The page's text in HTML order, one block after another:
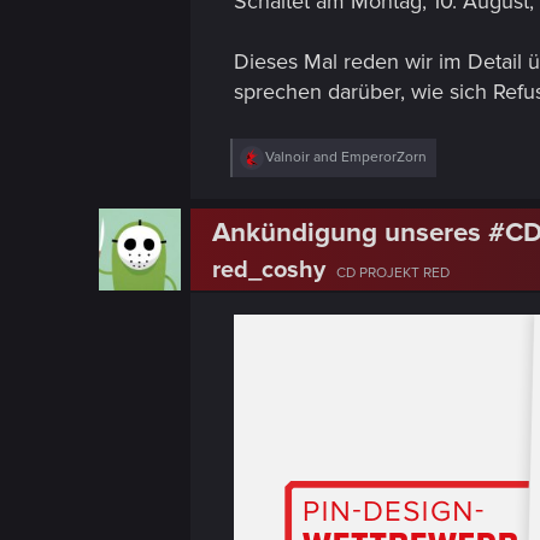
Dieses Mal reden wir im Detail
sprechen darüber, wie sich
R
c
t
o
n
s
Valnoir and EmperorZorn
Ankündigung unseres
red_coshy CD PROJEKT RED